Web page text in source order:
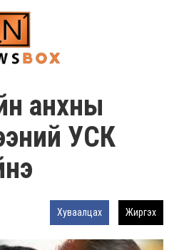
анхны
УСК
Хуваалцах Жиргэх